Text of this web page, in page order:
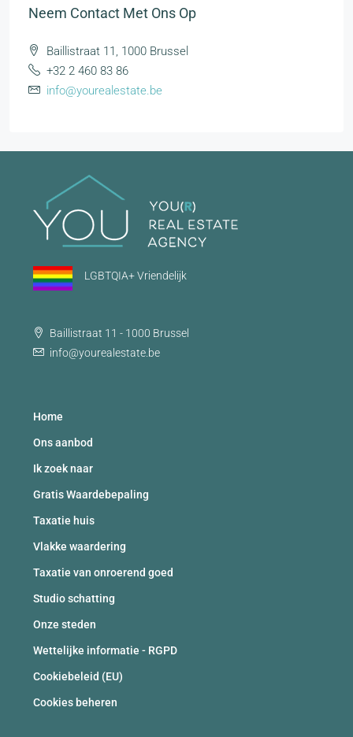
Neem Contact Met Ons Op
Baillistraat 11, 1000 Brussel
+32 2 460 83 86
info@yourealestate.be
LGBTQIA+ Vriendelijk
Baillistraat 11 - 1000 Brussel
info@yourealestate.be
Home
Ons aanbod
Ik zoek naar
Gratis Waardebepaling
Taxatie huis
Vlakke waardering
Taxatie van onroerend goed
Studio schatting
Onze steden
Wettelijke informatie - RGPD
Cookiebeleid (EU)
Cookies beheren